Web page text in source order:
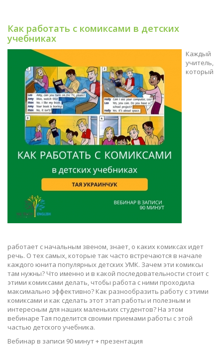
Как работать с комиксами в детских
учебниках
Каждый
учитель,
который
работает с начальным звеном, знает, о каких комиксах идет
речь. О тех самых, которые так часто встречаются в начале
каждого юнита популярных детских УМК. Зачем эти комиксы
там нужны? Что именно и в какой последовательности стоит с
этими комиксами делать, чтобы работа с ними проходила
максимально эффективно? Как разнообразить работу с этими
комиксами и как сделать этот этап работы и полезным и
интересным для наших маленьких студентов? На этом
вебинаре Тая поделится своими приемами работы с этой
частью детского учебника.
Вебинар в записи 90 минут + презентация